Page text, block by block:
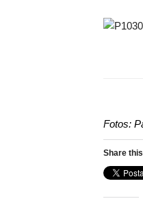
Fotos:
Share